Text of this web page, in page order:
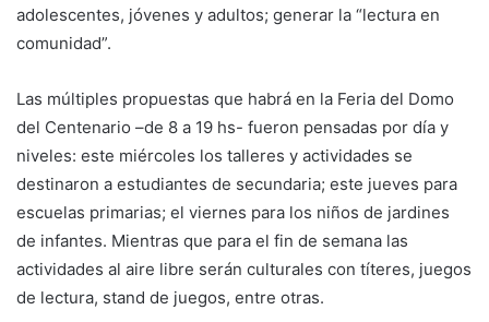
adolescentes, jóvenes y adultos; generar la “lectura en
comunidad”.
Las múltiples propuestas que habrá en la Feria del Domo
del Centenario –de 8 a 19 hs- fueron pensadas por día y
niveles: este miércoles los talleres y actividades se
destinaron a estudiantes de secundaria; este jueves para
escuelas primarias; el viernes para los niños de jardines
de infantes. Mientras que para el fin de semana las
actividades al aire libre serán culturales con títeres, juegos
de lectura, stand de juegos, entre otras.